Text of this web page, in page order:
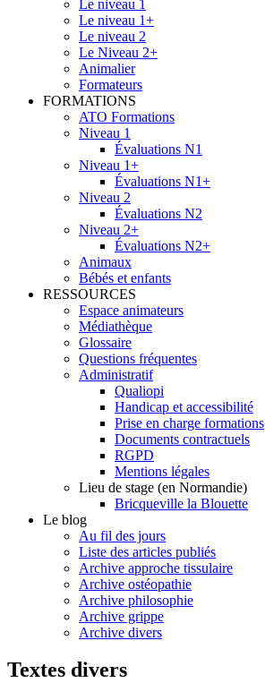
Le niveau 1
Le niveau 1+
Le niveau 2
Le Niveau 2+
Animalier
Formateurs
FORMATIONS
ATO Formations
Niveau 1
Évaluations N1
Niveau 1+
Évaluations N1+
Niveau 2
Évaluations N2
Niveau 2+
Évaluations N2+
Animaux
Bébés et enfants
RESSOURCES
Espace animateurs
Médiathèque
Glossaire
Questions fréquentes
Administratif
Qualiopi
Handicap et accessibilité
Prise en charge formations
Documents contractuels
RGPD
Mentions légales
Lieu de stage (en Normandie)
Bricqueville la Blouette
Le blog
Au fil des jours
Liste des articles publiés
Archive approche tissulaire
Archive ostéopathie
Archive philosophie
Archive grippe
Archive divers
Textes divers